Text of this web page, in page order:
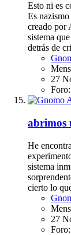
Esto ni es
Es
creado por
sistema
detrás de
27
Foro:
abrimos
He
sistema
cierto lo
27
Foro: